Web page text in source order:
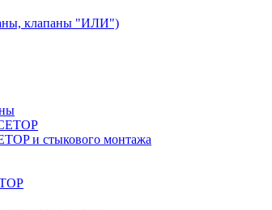
клапаны "ИЛИ")
и стыкового монтажа